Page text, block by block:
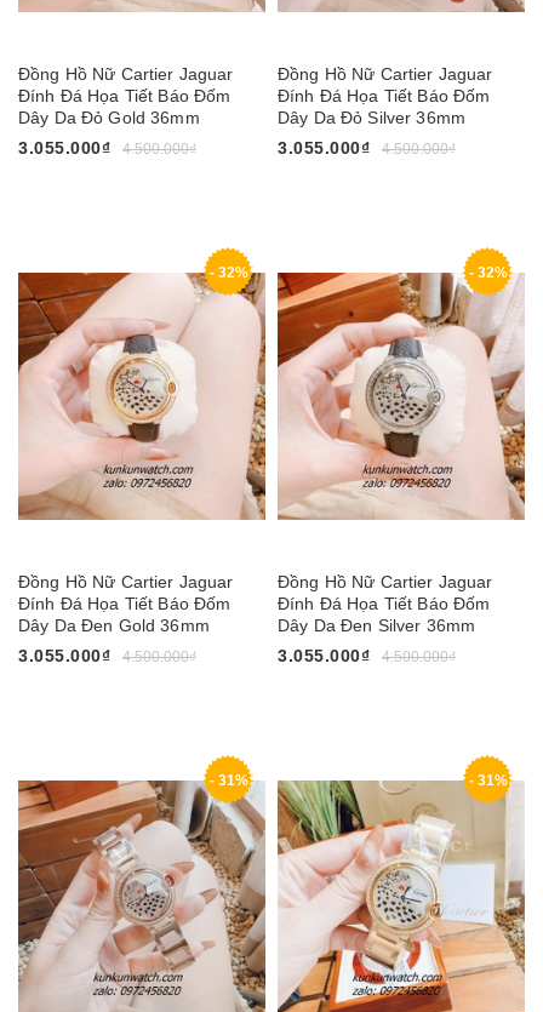
Đồng Hồ Nữ Cartier Jaguar
Đính Đá Họa Tiết Báo Đốm
Dây Da Đỏ Gold 36mm
3.055.000₫
4.500.000₫
Đồng Hồ Nữ Cartier Jaguar
Đính Đá Họa Tiết Báo Đốm
Dây Da Đỏ Silver 36mm
3.055.000₫
4.500.000₫
- 32%
Đồng Hồ Nữ Cartier Jaguar
Đính Đá Họa Tiết Báo Đốm
Dây Da Đen Gold 36mm
3.055.000₫
4.500.000₫
- 32%
Đồng Hồ Nữ Cartier Jaguar
Đính Đá Họa Tiết Báo Đốm
Dây Da Đen Silver 36mm
3.055.000₫
4.500.000₫
- 31% - 31%